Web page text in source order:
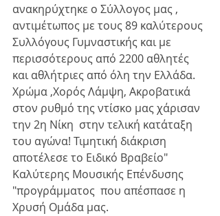
ανακηρύχτηκε ο Σύλλογος μας ,
αντιμέτωπος με τους 89 καλύτερους
Συλλόγους Γυμναστικής και με
περισσότερους από 2200 αθλητές
και αθλήτριες από όλη την Ελλάδα.
Χρώμα ,Χορός Λάμψη, Ακροβατικά
στον ρυθμό της ντίσκο μας χάρισαν
την 2η Νίκη  στην τελική κατάταξη
του αγώνα! Τιμητική διάκριση
αποτέλεσε το Ειδικό Βραβείο"
Καλύτερης Μουσικής Επένδυσης
"προγράμματος  που απέσπασε η
Χρυσή Ομάδα μας.